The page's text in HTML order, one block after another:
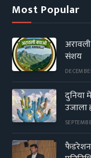
Most Popular
संशय
दुनिया
उजाला